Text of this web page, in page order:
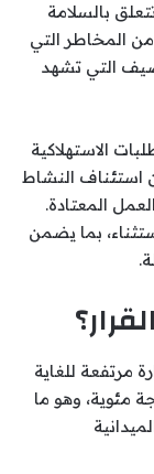
رقم 3 لسنة 2026 أبعاداً تتعلق بالسلامة
المخاطر التي
التي تشهد
الاستهلاكية
استئناف النشاط
المعتادة.
بما يضمن
للغاية
مئوية، وهو ما